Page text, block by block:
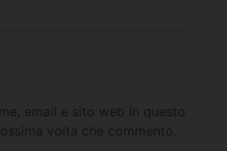
email e sito web in questo
volta che commento.